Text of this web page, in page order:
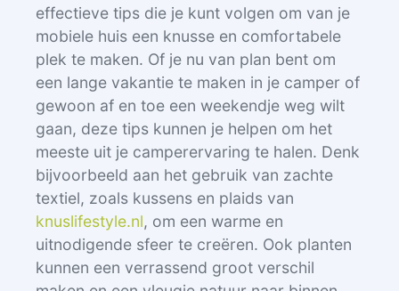
effectieve tips die je kunt volgen om van je
mobiele huis een knusse en comfortabele
plek te maken. Of je nu van plan bent om
een lange vakantie te maken in je camper of
gewoon af en toe een weekendje weg wilt
gaan, deze tips kunnen je helpen om het
meeste uit je camperervaring te halen. Denk
bijvoorbeeld aan het gebruik van zachte
textiel, zoals kussens en plaids van
knuslifestyle.nl, om een warme en
uitnodigende sfeer te creëren. Ook planten
kunnen een verrassend groot verschil